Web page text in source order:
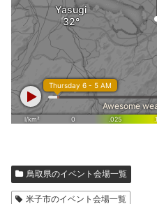
鳥取県のイベント会場一覧
米子市のイベント会場一覧